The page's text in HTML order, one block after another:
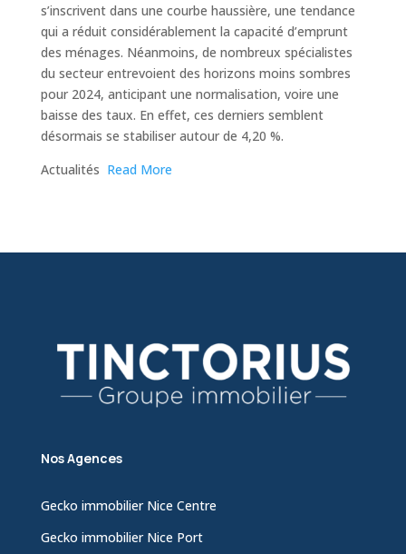
s’inscrivent dans une courbe haussière, une tendance
qui a réduit considérablement la capacité d’emprunt
des ménages. Néanmoins, de nombreux spécialistes
du secteur entrevoient des horizons moins sombres
pour 2024, anticipant une normalisation, voire une
baisse des taux. En effet, ces derniers semblent
désormais se stabiliser autour de 4,20 %.
​Actualités Read More
Nos Agences
Gecko immobilier Nice Centre
Gecko immobilier Nice Port